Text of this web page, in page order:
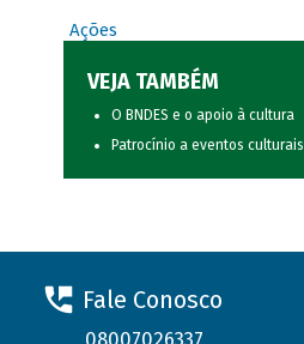
Ações
VEJA TAMBÉM
O BNDES e o apoio à cultura
Patrocínio a eventos culturais
Fale Conosco